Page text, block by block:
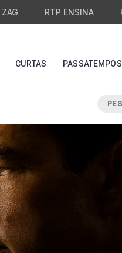
RTP ENSINA
CURTAS PASSATEMPOS